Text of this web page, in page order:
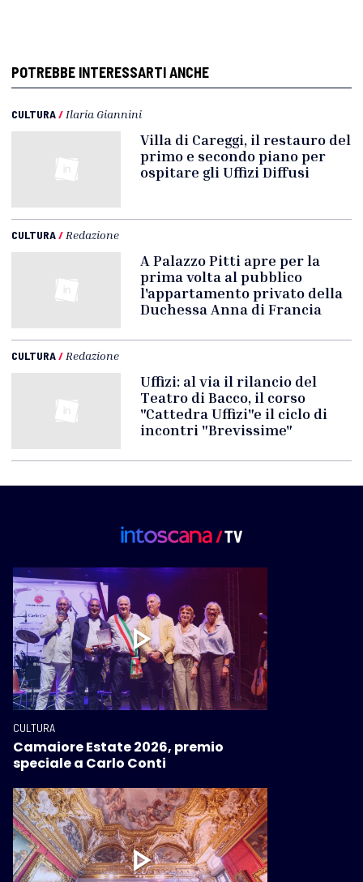
POTREBBE INTERESSARTI ANCHE
CULTURA/ Ilaria Giannini
Villa di Careggi, il restauro del
primo e secondo piano per
ospitare gli Uffizi Diffusi
CULTURA/ Redazione
A Palazzo Pitti apre per la
prima volta al pubblico
l'appartamento privato della
Duchessa Anna di Francia
CULTURA/ Redazione
Uffizi: al via il rilancio del
Teatro di Bacco, il corso
"Cattedra Uffizi"e il ciclo di
incontri "Brevissime"
CULTURA
Camaiore Estate 2026, premio
speciale a Carlo Conti